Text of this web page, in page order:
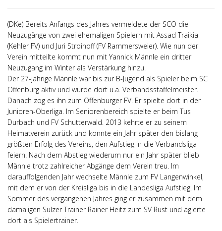
(DKe) Bereits Anfangs des Jahres vermeldete der SCO die
Neuzugänge von zwei ehemaligen Spielern mit Assad Traikia
(Kehler FV) und Juri Stroinoff (FV Rammersweier). Wie nun der
Verein mitteilte kommt nun mit Yannick Männle ein dritter
Neuzugang im Winter als Verstärkung hinzu.
Der 27-jährige Männle war bis zur B-Jugend als Spieler beim SC
Offenburg aktiv und wurde dort u.a. Verbandsstaffelmeister.
Danach zog es ihn zum Offenburger FV. Er spielte dort in der
Junioren-Oberliga. Im Seniorenbereich spielte er beim Tus
Durbach und FV Schutterwald. 2013 kehrte er zu seinem
Heimatverein zurück und konnte ein Jahr später den bislang
größten Erfolg des Vereins, den Aufstieg in die Verbandsliga
feiern. Nach dem Abstieg wiederum nur ein Jahr später blieb
Männle trotz zahlreicher Abgänge dem Verein treu. Im
darauffolgenden Jahr wechselte Männle zum FV Langenwinkel,
mit dem er von der Kreisliga bis in die Landesliga Aufstieg. Im
Sommer des vergangenen Jahres ging er zusammen mit dem
damaligen Sulzer Trainer Rainer Heitz zum SV Rust und agierte
dort als Spielertrainer.